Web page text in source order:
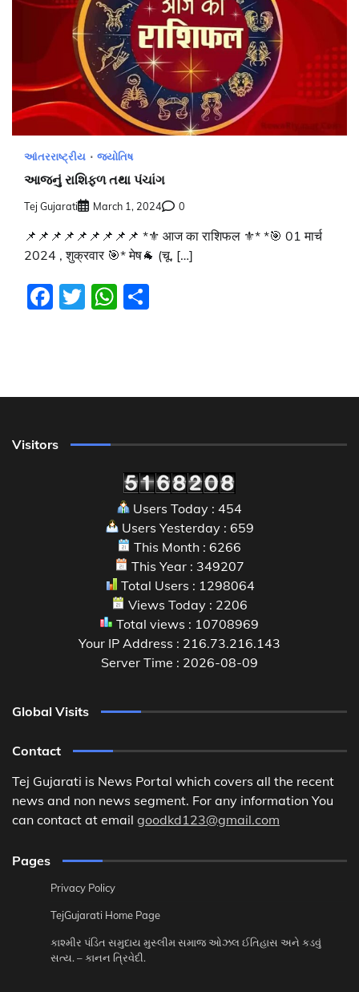
આંતરરાષ્ટ્રીય જ્યોતિષ
આજનું રાશિફળ તથા પંચાંગ
Tej Gujarati March 1, 2024 0
📌📌📌📌📌📌📌📌📌 *⚜️ आज का राशिफल ⚜️* *🎯 01 मार्च
2024 , शुक्रवार 🎯* मेष🐐 (चू, […]
Facebook
TwitterWhatsApp
Visitors
Users Today : 454
Users Yesterday : 659
This Month : 6266
This Year : 349207
Total Users : 1298064
Views Today : 2206
Total views : 10708969
Your IP Address : 216.73.216.143
Server Time : 2026-08-09
Global Visits
Contact
Tej Gujarati is News Portal which covers all the recent
news and non news segment. For any information You
can contact at email goodkd123@gmail.com
Pages
Privacy Policy
TejGujarati Home Page
કાશ્મીર પંડિત સમુદાય મુસ્લીમ સમાજ ઓઝલ ઈતિહાસ અને કડવું
સત્ય. – કાનન ત્રિવેદી.